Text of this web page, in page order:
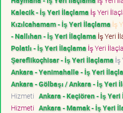
Kalecik - İş Yeri İlaçlama İş Yeri
Kızılcahamam - İş Yeri İlaçlama İş
- Nallıhan - İş Yeri İlaçlama İş Yeri
Polatlı - İş Yeri İlaçlama İş Yeri
Şereflikoçhisar - İş Yeri İlaçlama İş
Ankara - Yenimahalle - İş Yeri
Ankara - Gölbaşı / Ankara - İş Yeri
Hizmeti Ankara - Keçiören - İş
Hizmeti Ankara - Mamak - İş Yeri